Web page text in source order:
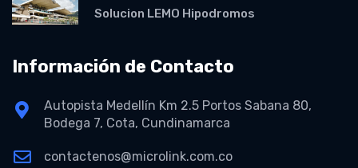
Solucion LEMO Hipodromos
Información de Contacto
Autopista Medellín Km 2.5 Portos Sabana 80,
Bodega 7, Cota, Cundinamarca
contactenos@microlink.com.co